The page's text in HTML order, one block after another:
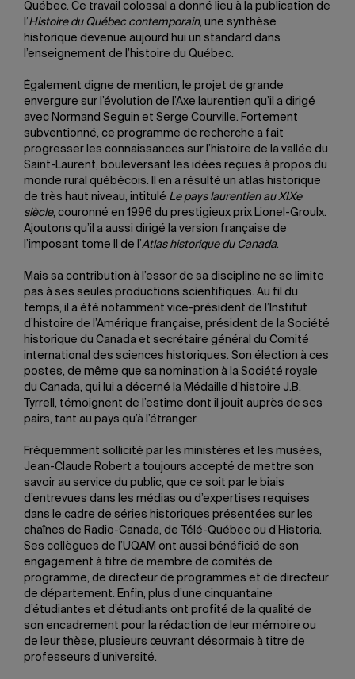
Québec. Ce travail colossal a donné lieu à la publication de
l’Histoire du Québec contemporain, une synthèse
historique devenue aujourd’hui un standard dans
l’enseignement de l’histoire du Québec.
Également digne de mention, le projet de grande
envergure sur l’évolution de l’Axe laurentien qu’il a dirigé
avec Normand Seguin et Serge Courville. Fortement
subventionné, ce programme de recherche a fait
progresser les connaissances sur l’histoire de la vallée du
Saint-Laurent, bouleversant les idées reçues à propos du
monde rural québécois. Il en a résulté un atlas historique
de très haut niveau, intitulé Le pays laurentien au XIXe
siècle, couronné en 1996 du prestigieux prix Lionel-Groulx.
Ajoutons qu’il a aussi dirigé la version française de
l’imposant tome II de l’Atlas historique du Canada.
Mais sa contribution à l’essor de sa discipline ne se limite
pas à ses seules productions scientifiques. Au fil du
temps, il a été notamment vice-président de l’Institut
d’histoire de l’Amérique française, président de la Société
historique du Canada et secrétaire général du Comité
international des sciences historiques. Son élection à ces
postes, de même que sa nomination à la Société royale
du Canada, qui lui a décerné la Médaille d’histoire J.B.
Tyrrell, témoignent de l’estime dont il jouit auprès de ses
pairs, tant au pays qu’à l’étranger.
Fréquemment sollicité par les ministères et les musées,
Jean-Claude Robert a toujours accepté de mettre son
savoir au service du public, que ce soit par le biais
d’entrevues dans les médias ou d’expertises requises
dans le cadre de séries historiques présentées sur les
chaînes de Radio-Canada, de Télé-Québec ou d’Historia.
Ses collègues de l’UQAM ont aussi bénéficié de son
engagement à titre de membre de comités de
programme, de directeur de programmes et de directeur
de département. Enfin, plus d’une cinquantaine
d’étudiantes et d’étudiants ont profité de la qualité de
son encadrement pour la rédaction de leur mémoire ou
de leur thèse, plusieurs œuvrant désormais à titre de
professeurs d’université.